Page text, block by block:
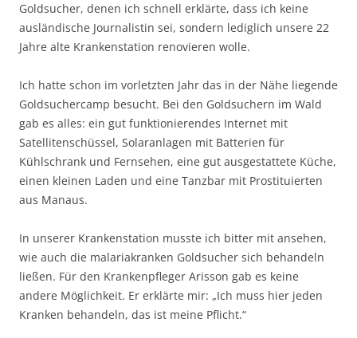
Goldsucher, denen ich schnell erklärte, dass ich keine
ausländische Journalistin sei, sondern lediglich unsere 22
Jahre alte Krankenstation renovieren wolle.
Ich hatte schon im vorletzten Jahr das in der Nähe liegende
Goldsuchercamp besucht. Bei den Goldsuchern im Wald
gab es alles: ein gut funktionierendes Internet mit
Satellitenschüssel, Solaranlagen mit Batterien für
Kühlschrank und Fernsehen, eine gut ausgestattete Küche,
einen kleinen Laden und eine Tanzbar mit Prostituierten
aus Manaus.
In unserer Krankenstation musste ich bitter mit ansehen,
wie auch die malariakranken Goldsucher sich behandeln
ließen. Für den Krankenpfleger Arisson gab es keine
andere Möglichkeit. Er erklärte mir: „Ich muss hier jeden
Kranken behandeln, das ist meine Pflicht.“